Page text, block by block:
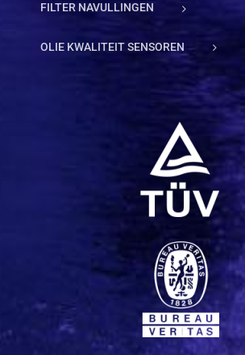
FILTER NAVULLINGEN
OLIE KWALITEIT SENSOREN